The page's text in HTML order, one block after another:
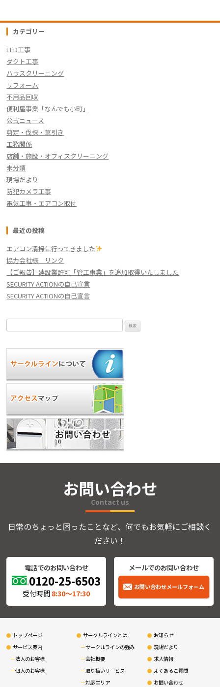
o
o
k
n
カテゴリー
LED工事
ダクト工事
ハウスクリーニング
リフォーム
不用品回収
便利屋事業「なんでも小町」
公式ニュース
剪定・伐採・草引き
工務関係
店舗・施設・オフィスクリーニング
未分類
現場だより
防犯カメラ工事
電気工事・エアコン取付
最近の投稿
エアコン清掃に行ってきました
協力会社様 リンク
【ご報告】建設業許可「管工事業」を追加取得いたしました
SECURITY ACTIONの自己宣言
SECURITY ACTIONの自己宣言
索:
お問い合わせ
Contact us
日常のちょっと困ったことなど、何でもお気軽にご相談く
ださい！
電話でのお問い合わせ
0120-25-6503
受付時間8:30〜17:30
メールでのお問い合わせ
お問い合わせメールフォーム
トップページ
サービス案内
法人のお客様
個人のお客様
サークルラインとは
サークルラインの強み
会社概要
取り扱いサービス
対応エリア
お知らせ
現場だより
求人情報
よくあるご質問
お問い合わせ